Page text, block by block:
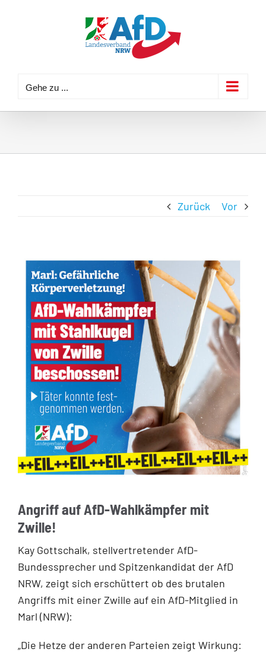
Gehe zu ...
Zurück Vor
Angriff auf AfD-Wahlkämpfer mit
Zwille!
Kay Gottschalk, stellvertretender AfD-
Bundessprecher und Spitzenkandidat der AfD
NRW, zeigt sich erschüttert ob des brutalen
Angriffs mit einer Zwille auf ein AfD-Mitglied in
Marl (NRW):
„Die Hetze der anderen Parteien zeigt Wirkung: